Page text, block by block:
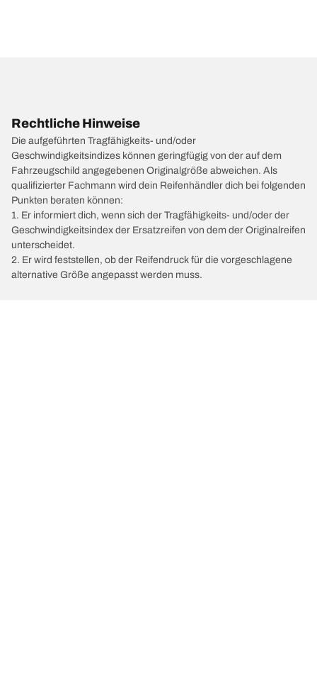
Rechtliche Hinweise
Die aufgeführten Tragfähigkeits- und/oder
Geschwindigkeitsindizes können geringfügig von der auf dem
Fahrzeugschild angegebenen Originalgröße abweichen. Als
qualifizierter Fachmann wird dein Reifenhändler dich bei folgenden
Punkten beraten können:
1. Er informiert dich, wenn sich der Tragfähigkeits- und/oder der
Geschwindigkeitsindex der Ersatzreifen von dem der Originalreifen
unterscheidet.
2. Er wird feststellen, ob der Reifendruck für die vorgeschlagene
alternative Größe angepasst werden muss.